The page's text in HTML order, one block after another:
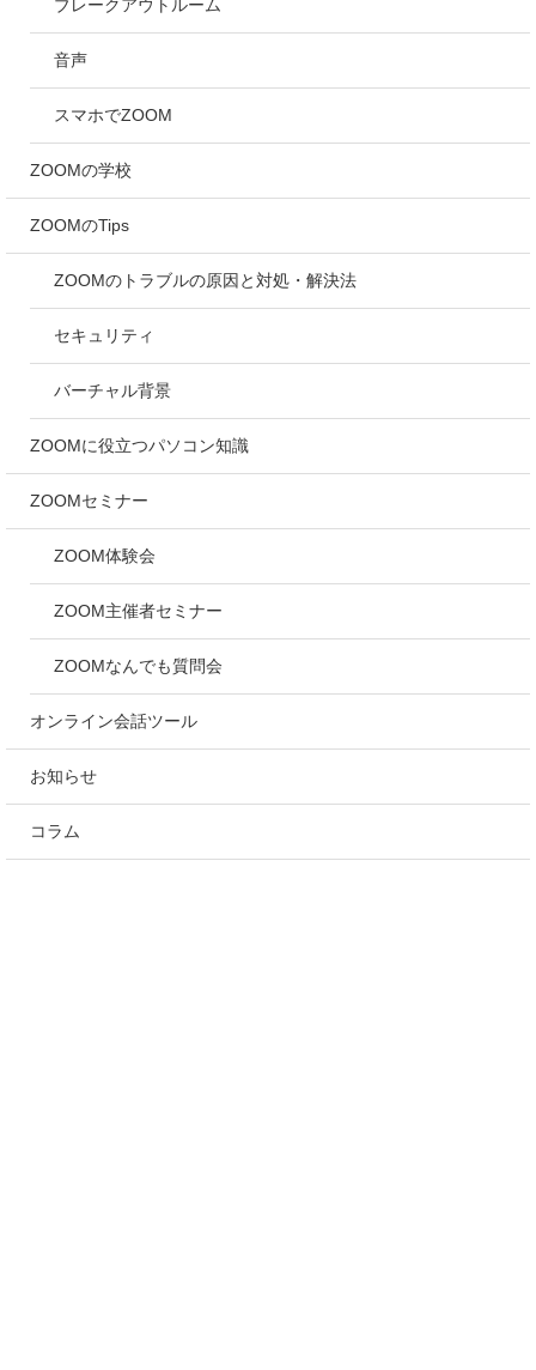
ブレークアウトルーム
音声
スマホでZOOM
ZOOMの学校
ZOOMのTips
ZOOMのトラブルの原因と対処・解決法
セキュリティ
バーチャル背景
ZOOMに役立つパソコン知識
ZOOMセミナー
ZOOM体験会
ZOOM主催者セミナー
ZOOMなんでも質問会
オンライン会話ツール
お知らせ
コラム